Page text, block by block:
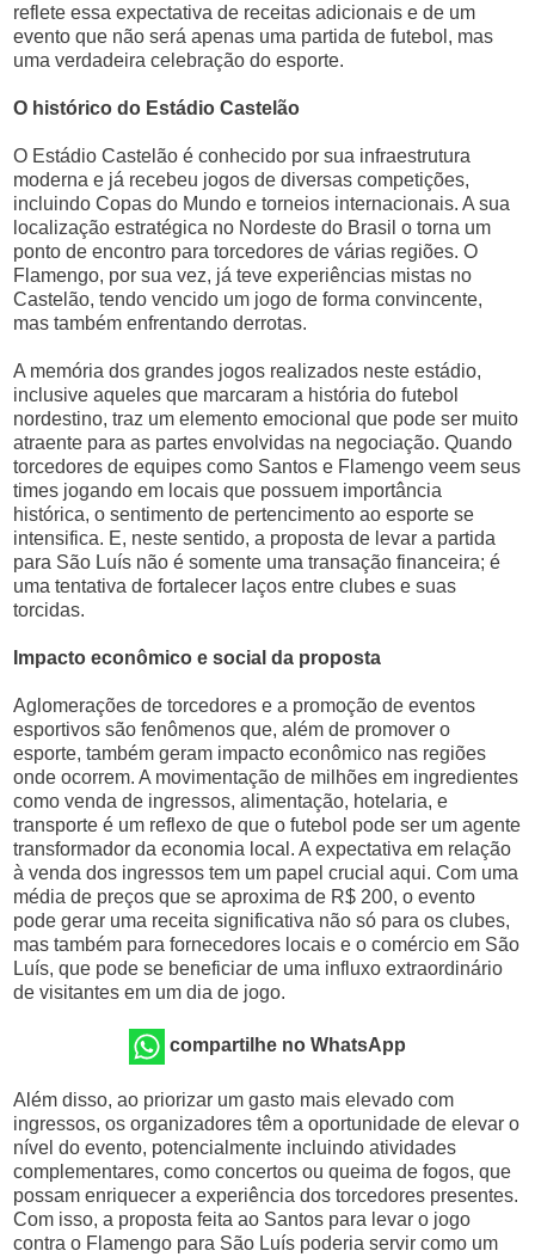
reflete essa expectativa de receitas adicionais e de um
evento que não será apenas uma partida de futebol, mas
uma verdadeira celebração do esporte.
O histórico do Estádio Castelão
O Estádio Castelão é conhecido por sua infraestrutura
moderna e já recebeu jogos de diversas competições,
incluindo Copas do Mundo e torneios internacionais. A sua
localização estratégica no Nordeste do Brasil o torna um
ponto de encontro para torcedores de várias regiões. O
Flamengo, por sua vez, já teve experiências mistas no
Castelão, tendo vencido um jogo de forma convincente,
mas também enfrentando derrotas.
A memória dos grandes jogos realizados neste estádio,
inclusive aqueles que marcaram a história do futebol
nordestino, traz um elemento emocional que pode ser muito
atraente para as partes envolvidas na negociação. Quando
torcedores de equipes como Santos e Flamengo veem seus
times jogando em locais que possuem importância
histórica, o sentimento de pertencimento ao esporte se
intensifica. E, neste sentido, a proposta de levar a partida
para São Luís não é somente uma transação financeira; é
uma tentativa de fortalecer laços entre clubes e suas
torcidas.
Impacto econômico e social da proposta
Aglomerações de torcedores e a promoção de eventos
esportivos são fenômenos que, além de promover o
esporte, também geram impacto econômico nas regiões
onde ocorrem. A movimentação de milhões em ingredientes
como venda de ingressos, alimentação, hotelaria, e
transporte é um reflexo de que o futebol pode ser um agente
transformador da economia local. A expectativa em relação
à venda dos ingressos tem um papel crucial aqui. Com uma
média de preços que se aproxima de R$ 200, o evento
pode gerar uma receita significativa não só para os clubes,
mas também para fornecedores locais e o comércio em São
Luís, que pode se beneficiar de uma influxo extraordinário
de visitantes em um dia de jogo.
compartilhe no WhatsApp
Além disso, ao priorizar um gasto mais elevado com
ingressos, os organizadores têm a oportunidade de elevar o
nível do evento, potencialmente incluindo atividades
complementares, como concertos ou queima de fogos, que
possam enriquecer a experiência dos torcedores presentes.
Com isso, a proposta feita ao Santos para levar o jogo
contra o Flamengo para São Luís poderia servir como um